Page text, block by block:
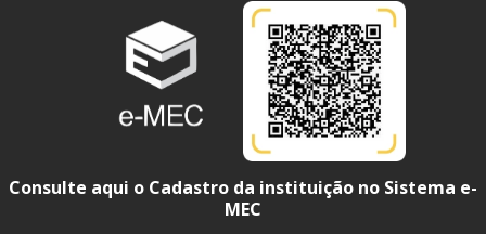
Consulte aqui o Cadastro da instituição no Sistema e-
MEC